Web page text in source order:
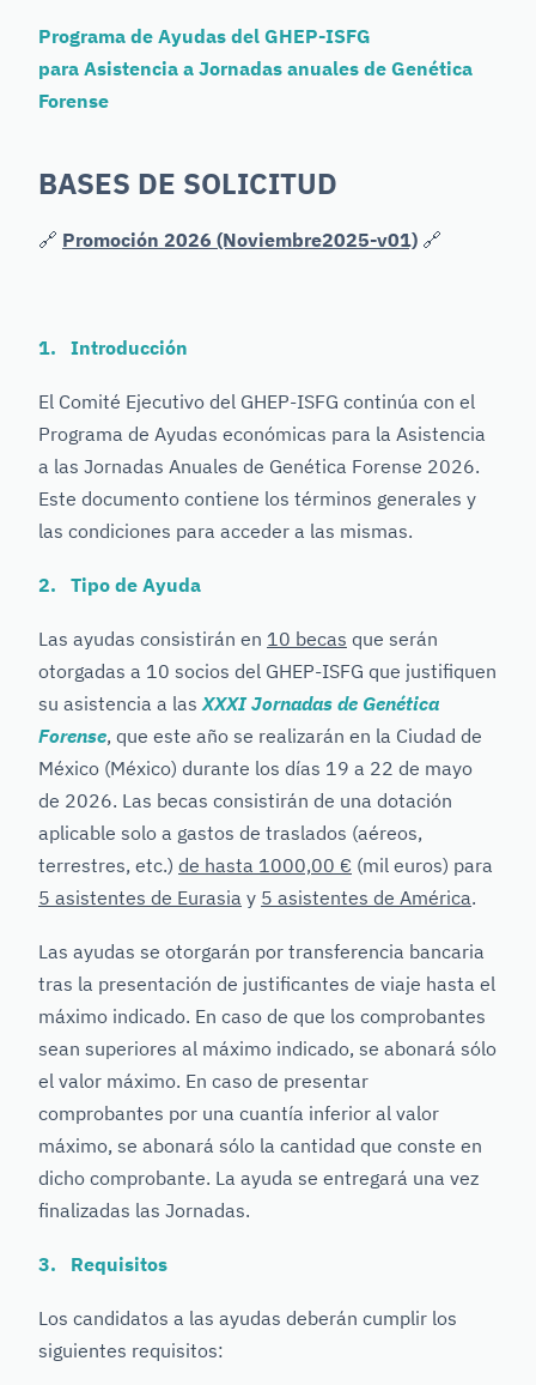
Programa de Ayudas del GHEP-ISFG
para Asistencia a Jornadas anuales de Genética
Forense
BASES DE SOLICITUD
🔗 Promoción 2026 (Noviembre2025-v01) 🔗
1. Introducción
El Comité Ejecutivo del GHEP-ISFG continúa con el
Programa de Ayudas económicas para la Asistencia
a las Jornadas Anuales de Genética Forense 2026.
Este documento contiene los términos generales y
las condiciones para acceder a las mismas.
2. Tipo de Ayuda
Las ayudas consistirán en 10 becas que serán
otorgadas a 10 socios del GHEP-ISFG que justifiquen
su asistencia a las XXXI Jornadas de Genética
Forense, que este año se realizarán en la Ciudad de
México (México) durante los días 19 a 22 de mayo
de 2026. Las becas consistirán de una dotación
aplicable solo a gastos de traslados (aéreos,
terrestres, etc.) de hasta 1000,00 € (mil euros) para
5 asistentes de Eurasia y 5 asistentes de América.
Las ayudas se otorgarán por transferencia bancaria
tras la presentación de justificantes de viaje hasta el
máximo indicado. En caso de que los comprobantes
sean superiores al máximo indicado, se abonará sólo
el valor máximo. En caso de presentar
comprobantes por una cuantía inferior al valor
máximo, se abonará sólo la cantidad que conste en
dicho comprobante. La ayuda se entregará una vez
finalizadas las Jornadas.
3. Requisitos
Los candidatos a las ayudas deberán cumplir los
siguientes requisitos: